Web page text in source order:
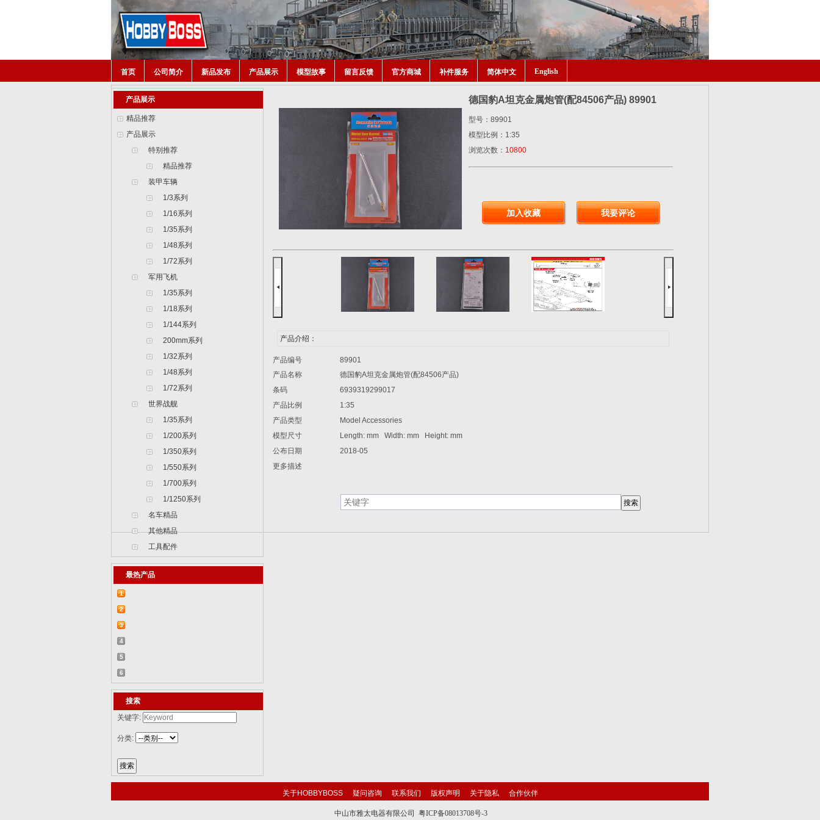
首页 公司简介 新品发布 产品展示 模型故事 留言反馈 官方商城 补件服务 简体中文 English
产品展示
精品推荐
产品展示
特别推荐
精品推荐
装甲车辆
1/3系列
1/16系列
1/35系列
1/48系列
1/72系列
军用飞机
1/35系列
1/18系列
1/144系列
200mm系列
1/32系列
1/48系列
1/72系列
世界战舰
1/35系列
1/200系列
1/350系列
1/550系列
1/700系列
1/1250系列
名车精品
其他精品
工具配件
最热产品
1
【2015-07-07】德国BR 52型蒸汽机车
829...
2
【2015-07-06】德国LWS水陆两栖牵引车
82...
3
【2018-08-31】中国ZTL-11轮式装甲突击
车 ...
4
【2015-12-31】加拿大豹2A4M主战坦克
8386...
5
【2014-12-10】俄罗斯KrAZ-255B军用卡
车85...
6
【2014-12-10】以色列阿奇扎里特装甲运
兵...搜索
关键字:
分类:
德国豹A坦克金属炮管(配84506产品) 89901
型号：89901
模型比例：1:35
浏览次数： 10800
加入收藏 我要评论
产品介绍：
产品编号
89901
产品名称
德国豹A坦克金属炮管(配84506产品)
条码
6939319299017
产品比例
1:35
产品类型
Model Accessories
模型尺寸
Length: mm Width: mm Height: mm
公布日期
2018-05
更多描述
关于HOBBYBOSS 疑问咨询 联系我们 版权声明 关于隐私 合作伙伴
中山市雅太电器有限公司 粤ICP备08013708号-3